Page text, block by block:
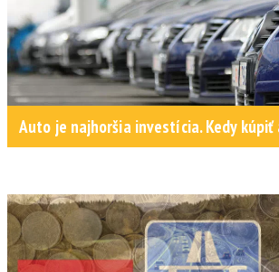
Auto je najhoršia investícia. Kedy kúpiť